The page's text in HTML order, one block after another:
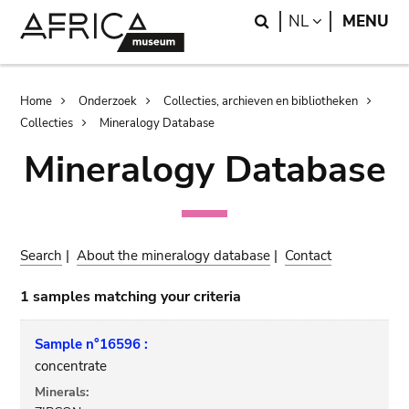
Search
NL LANGUAGE
MENU
Breadcrumb
Home Onderzoek
Collecties, archieven en bibliotheken
Collecties
Mineralogy Database
Mineralogy Database
Search |About the mineralogy database | Contact
1 samples matching your criteria
Sample n°16596 :
concentrate
Minerals: